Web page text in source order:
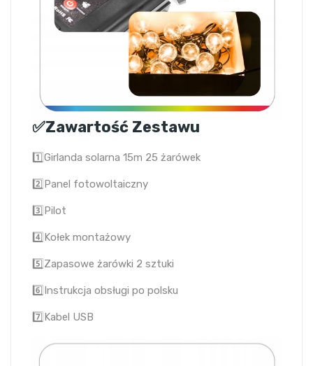
✅Zawartość Zestawu
1️⃣Girlanda solarna 15m 25 żarówek
2️⃣Panel fotowoltaiczny
3️⃣Pilot
4️⃣Kołek montażowy
5️⃣Zapasowe żarówki 2 sztuki
6️⃣Instrukcja obsługi po polsku
7️⃣Kabel USB